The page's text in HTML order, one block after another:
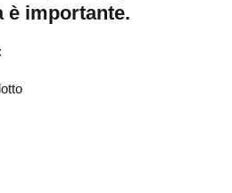
pubblicare video YouTube
è importante.